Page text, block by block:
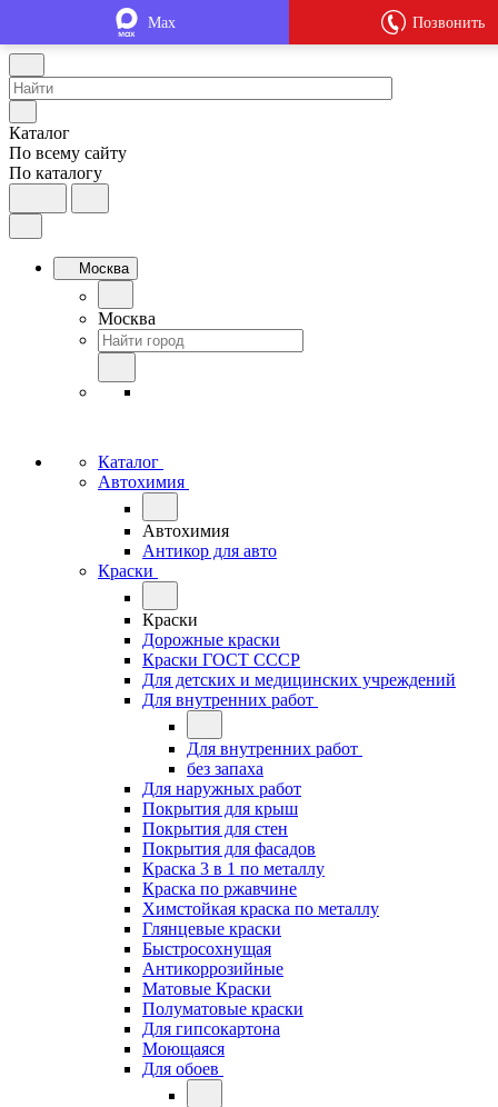
Каталог
По всему сайту
По каталогу
Москва
Москва
Каталог
Автохимия
Автохимия
Антикор для авто
Краски
Краски
Дорожные краски
Краски ГОСТ СССР
Для детских и медицинских учреждений
Для внутренних работ
Для внутренних работ
без запаха
Для наружных работ
Покрытия для крыш
Покрытия для стен
Покрытия для фасадов
Краска 3 в 1 по металлу
Краска по ржавчине
Химстойкая краска по металлу
Глянцевые краски
Быстросохнущая
Антикоррозийные
Матовые Краски
Полуматовые краски
Для гипсокартона
Моющаяся
Для обоев
Max Позвонить